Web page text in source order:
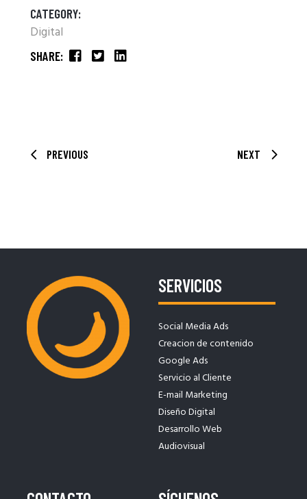
CATEGORY:
Digital
SHARE:
PREVIOUS NEXT
SERVICIOS
Social Media Ads
Creacion de contenido
Google Ads
Servicio al Cliente
E-mail Marketing
Diseño Digital
Desarrollo Web
Audiovisual